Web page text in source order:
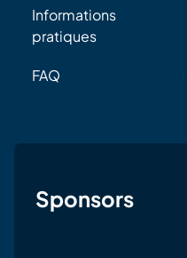
Informations
pratiques
FAQ
Sponsors